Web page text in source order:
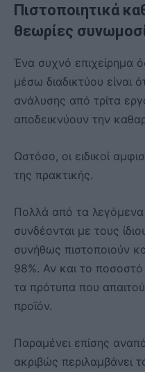
Πιστοποιητικά
θεωρίες
Ένα συχνό επιχείρημα
μέσω διαδικτύου είναι
ανάλυσης από τρίτα
αποδεικνύουν την
Ωστόσο, οι ειδικοί
της πρακτικής.
Πολλά από τα λεγόμενα
συνδέονται με τους
συνήθως πιστοποιούν
98%. Αν και το
τα πρότυπα που
προϊόν.
Παραμένει επίσης
ακριβώς περιλαμβάνει